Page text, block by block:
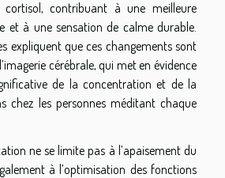
contribuant à une meilleure
et à une sensation de calme durable.
expliquent que ces changements sont
cérébrale, qui met en évidence
de la concentration et de la
chez les personnes méditant chaque
ne se limite pas à l’apaisement du
à l’optimisation des fonctions